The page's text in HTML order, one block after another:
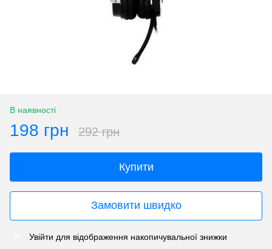
В наявності
198 грн 292 грн
Купити
Замовити швидко
Увійти для відображення накопичувальної знижки